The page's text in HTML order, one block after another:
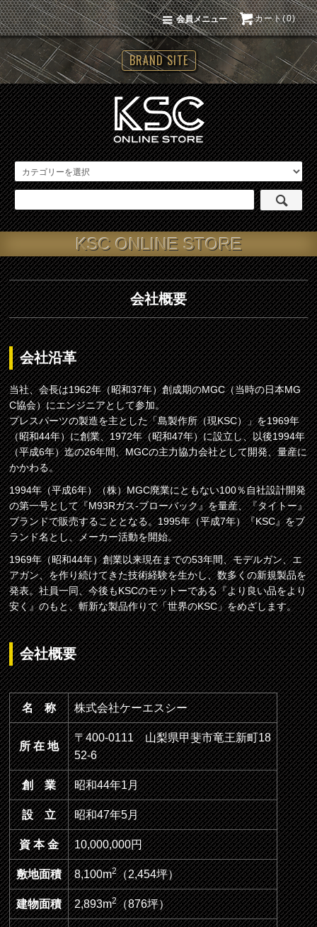
カート(0)
会員メニュー
BRAND SITE
KSC ONLINE STORE
会社概要
会社沿革
当社、会長は1962年（昭和37年）創成期のMGC（当時の日本MG
C協会）にエンジニアとして参加。
プレスパーツの製造を主とした「島製作所（現KSC）」を1969年
（昭和44年）に創業、1972年（昭和47年）に設立し、以後1994年
（平成6年）迄の26年間、MGCの主力協力会社として開発、量産に
かかわる。
1994年（平成6年）（株）MGC廃業にともない100％自社設計開発
の第一号として『M93Rガス-ブローバック』を量産、『タイトー』
ブランドで販売することとなる。1995年（平成7年）『KSC』をブ
ランド名とし、メーカー活動を開始。
1969年（昭和44年）創業以来現在までの53年間、モデルガン、エ
アガン、を作り続けてきた技術経験を生かし、数多くの新規製品を
発表。社員一同、今後もKSCのモットーである『より良い品をより
安く』のもと、斬新な製品作りで「世界のKSC」をめざします。
会社概要
名 称 株式会社ケーエスシー
所 在 地
〒400-0111 山梨県甲斐市竜王新町18
52-6
創 業 昭和44年1月
設 立 昭和47年5月
資 本 金 10,000,000円
敷地面積 8,100m2（2,454坪）
建物面積 2,893m2（876坪）